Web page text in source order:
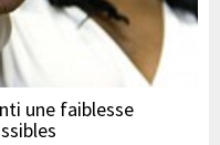
une faiblesse